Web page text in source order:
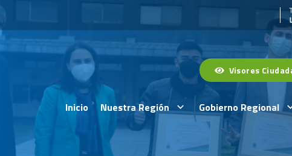
Visores
Inicio Nuestra Región Gobierno Regional